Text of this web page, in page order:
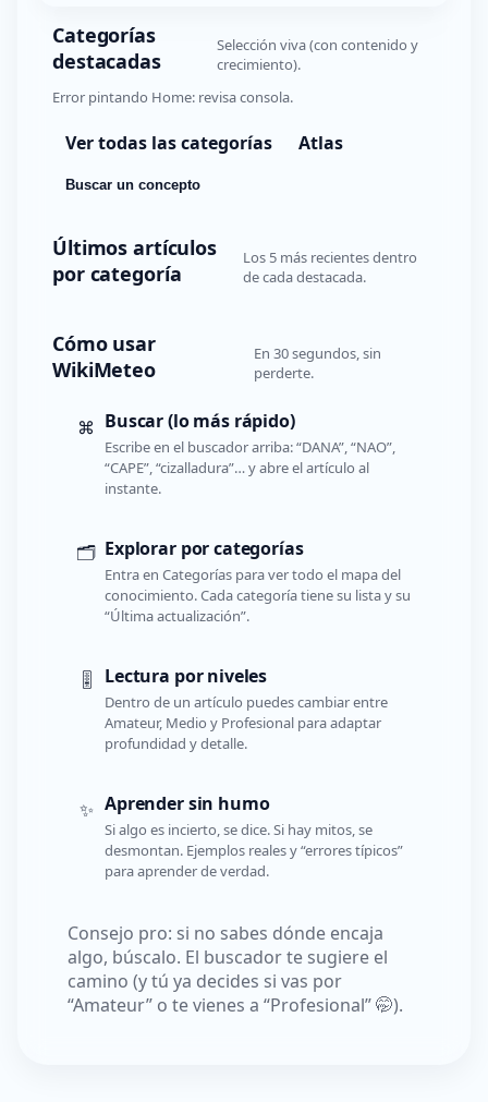
Categorías
destacadas
Selección viva (con contenido y
crecimiento).
Error pintando Home: revisa consola.
Ver todas las categorías Atlas
Buscar un concepto
Últimos artículos
por categoría
Los 5 más recientes dentro
de cada destacada.
Cómo usar
WikiMeteo
En 30 segundos, sin
perderte.
⌘ Buscar (lo más rápido)
Escribe en el buscador arriba: “DANA”, “NAO”,
“CAPE”, “cizalladura”… y abre el artículo al
instante.
🗂️ Explorar por categorías
Entra en Categorías para ver todo el mapa del
conocimiento. Cada categoría tiene su lista y su
“Última actualización”.
🎚️ Lectura por niveles
Dentro de un artículo puedes cambiar entre
Amateur, Medio y Profesional para adaptar
profundidad y detalle.
✨ Aprender sin humo
Si algo es incierto, se dice. Si hay mitos, se
desmontan. Ejemplos reales y “errores típicos”
para aprender de verdad.
Consejo pro: si no sabes dónde encaja
algo, búscalo. El buscador te sugiere el
camino (y tú ya decides si vas por
“Amateur” o te vienes a “Profesional” 🤭).